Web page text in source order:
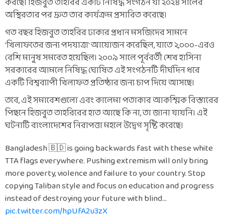
অস্থিরতার পর দ্রুত তার কার্যক্রম প্রসারিত করেছে।
গত বছর হিজবুত তাহরির ঢাকার প্রধান মসজিদের সামনে
'খিলাফতের জন্য পদযাত্রা' আয়োজন করেছিল, যাতে ২,০০০-এরও
বেশি মানুষ সমবেত হয়েছিল। ২০০৯ সালে পূর্ববর্তী শেখ হাসিনা
সরকারের আমলে নিষিদ্ধ ঘোষিত এই সংগঠনটি দীর্ঘদিন ধরে
একটি বিশ্বব্যাপী খিলাফত প্রতিষ্ঠার জন্য চাপ দিয়ে আসছে।
তবে, এই সমাবেশগুলো এবং কালেমা পতাকার আকস্মিক বিস্তারের
পিছনে হিজবুত তাহরিরের হাত আছে কি না, তা জানা যায়নি। এই
ঘটনাটি বাংলাদেশের নিরাপত্তা মহলে উদ্বেগ সৃষ্টি করেছে।
Bangladesh 🇧🇩 is going backwards fast with these white
TTA flags everywhere. Pushing extremism will only bring
more poverty, violence and failure to your country. Stop
copying Taliban style and focus on education and progress
instead of destroying your future with blind…
pic.twitter.com/hpUfA2u3zX